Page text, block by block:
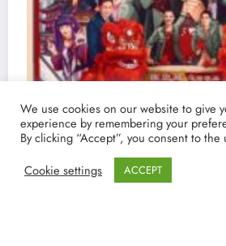
We use cookies on our website to give
experience by remembering your
By clicking “Accept”, you consent to
Cookie settings
ACCEPT